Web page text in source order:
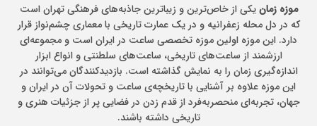
موزه زمانیکی از خاص‌ترین و زیباترین جاذبه‌های فرهنگی تهران است
که در دل محله زعفرانیه و در یک عمارت تاریخی با معماری چشم‌نواز قرار
دارد. این موزه اولین موزه تخصصی ساعت در ایران است و مجموعه‌ای
ارزشمند از ساعت‌های تاریخی، ساعت‌های سلطنتی و انواع ابزار
اندازه‌گیری زمان را به نمایش گذاشته است. بازدیدکنندگان می‌توانند در
این موزه علاوه بر آشنایی با تاریخچه‌ی ساعت و تحولات آن در ایران و
جهان، تجربه‌ای منحصربه‌فرد از قدم زدن در فضایی پر از جزئیات هنری و
تاریخی داشته باشند.